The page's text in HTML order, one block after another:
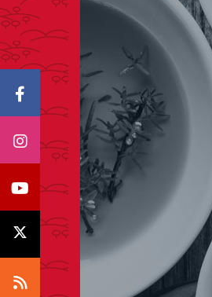
Icono Facebook
Icono Instagram
Icono Youtube
Icono X
Icono RSS